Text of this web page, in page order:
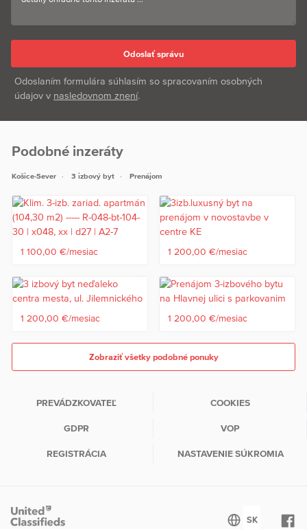
Odoslaním formulára súhlasím so spracovaním osobných
údajov v nasledovnom znení.
Podobné inzeráty
Košice-Sever 3 izbový byt Prenájom
1 100,00 €/mesiac 1 200,00 €/mesiac
1 200,00 €/mesiac 1 200,00 €/mesiac
Zobraziť všetky podobné ponuky
PREVÁDZKOVATEĽ COOKIES
GDPR VOP
REGISTRÁCIA NASTAVENIE SÚKROMIA